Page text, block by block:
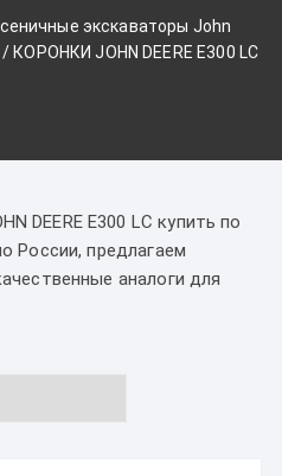
экскаваторы John
КОРОНКИ JOHN DEERE Е300 LC
DEERE Е300 LC купить по
России, предлагаем
аналоги для